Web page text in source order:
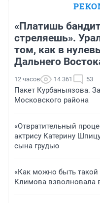
«Платишь
стреляешь».
том, как в
Дальнего
12 часов 14 361 53
Пакет Курбаныязова.
Московского района
«Отвратительный
актрису Катерину
сына грудью
«Как можно быть такой
Климова взволновала